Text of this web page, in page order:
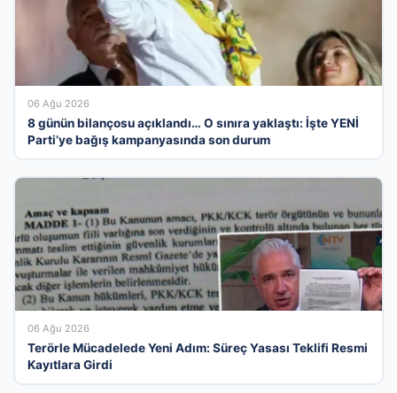
06 Ağu 2026
8 günün bilançosu açıklandı… O sınıra yaklaştı: İşte YENİ
Parti’ye bağış kampanyasında son durum
06 Ağu 2026
Terörle Mücadelede Yeni Adım: Süreç Yasası Teklifi Resmi
Kayıtlara Girdi